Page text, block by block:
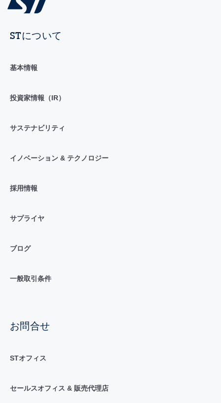
STについて
基本情報
投資家情報（IR）
サステナビリティ
イノベーション & テクノロジー
採用情報
サプライヤ
ブログ
一般取引条件
お問合せ
STオフィス
セールスオフィス & 販売代理店